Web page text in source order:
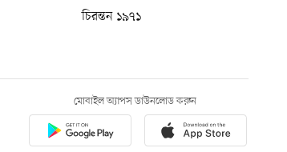
চিরন্তন ১৯৭১
মোবাইল অ্যাপস ডাউনলোড করুন